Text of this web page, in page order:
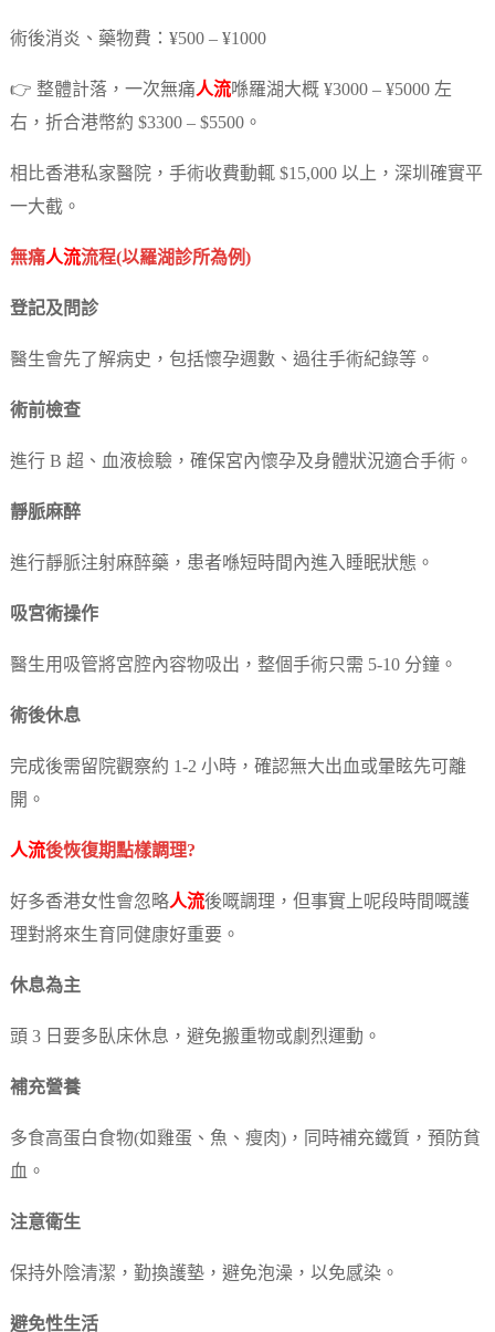
術後消炎、藥物費：¥500 – ¥1000
👉 整體計落，一次無痛人流喺羅湖大概 ¥3000 – ¥5000 左
右，折合港幣約 $3300 – $5500。
相比香港私家醫院，手術收費動輒 $15,000 以上，深圳確實平
一大截。
無痛人流流程(以羅湖診所為例)
登記及問診
醫生會先了解病史，包括懷孕週數、過往手術紀錄等。
術前檢查
進行 B 超、血液檢驗，確保宮內懷孕及身體狀況適合手術。
靜脈麻醉
進行靜脈注射麻醉藥，患者喺短時間內進入睡眠狀態。
吸宮術操作
醫生用吸管將宮腔內容物吸出，整個手術只需 5-10 分鐘。
術後休息
完成後需留院觀察約 1-2 小時，確認無大出血或暈眩先可離
開。
人流後恢復期點樣調理?
好多香港女性會忽略人流後嘅調理，但事實上呢段時間嘅護
理對將來生育同健康好重要。
休息為主
頭 3 日要多臥床休息，避免搬重物或劇烈運動。
補充營養
多食高蛋白食物(如雞蛋、魚、瘦肉)，同時補充鐵質，預防貧
血。
注意衛生
保持外陰清潔，勤換護墊，避免泡澡，以免感染。
避免性生活